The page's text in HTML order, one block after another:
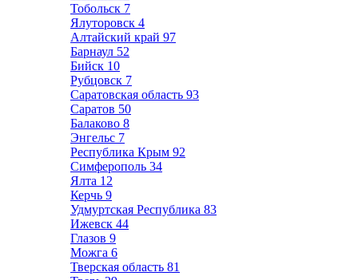
Тобольск 7
Ялуторовск 4
Алтайский край 97
Барнаул 52
Бийск 10
Рубцовск 7
Саратовская область 93
Саратов 50
Балаково 8
Энгельс 7
Республика Крым 92
Симферополь 34
Ялта 12
Керчь 9
Удмуртская Республика 83
Ижевск 44
Глазов 9
Можга 6
Тверская область 81